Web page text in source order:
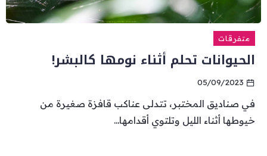
متفرقات
الحيوانات تحلم أثناء نومها كالبشر!
05/09/2023
في صناديق المختبر، تتدلى عناكب قافزة صغيرة من
خيوطها أثناء الليل وتلتوي أقدامها...